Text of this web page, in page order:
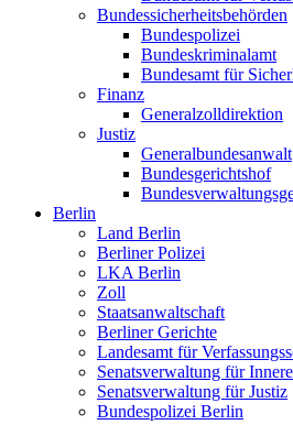
Bundessicherheitsbehörden
Bundespolizei
Bundeskriminalamt
Bundesamt für
Finanz
Generalzolldirektion
Justiz
Generalbundesanwalt
Bundesgerichtshof
Berlin
Land Berlin
Berliner Polizei
LKA Berlin
Zoll
Staatsanwaltschaft
Berliner Gerichte
Landesamt für
Senatsverwaltung für
Senatsverwaltung für Justiz
Bundespolizei Berlin